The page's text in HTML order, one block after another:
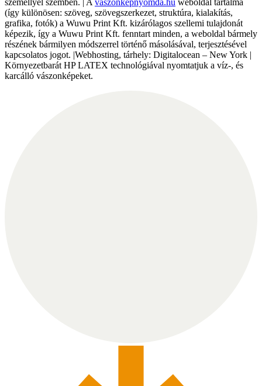
személlyel szemben. | A vaszonkepnyomda.hu weboldal tartalma
(így különösen: szöveg, szövegszerkezet, struktúra, kialakítás,
grafika, fotók) a Wuwu Print Kft. kizárólagos szellemi tulajdonát
képezik, így a Wuwu Print Kft. fenntart minden, a weboldal bármely
részének bármilyen módszerrel történő másolásával, terjesztésével
kapcsolatos jogot. |Webhosting, tárhely: Digitalocean – New York |
Környezetbarát HP LATEX technológiával nyomtatjuk a víz-, és
karcálló vászonképeket.